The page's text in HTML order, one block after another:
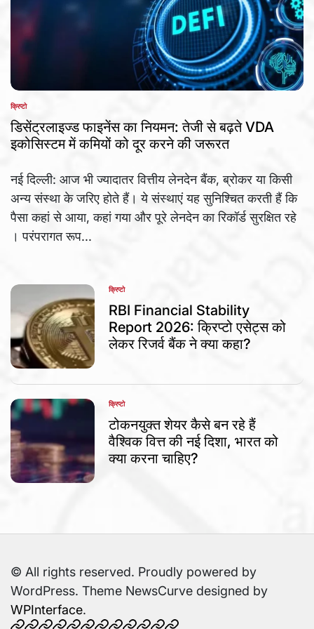
POSTED
IN
क्रिप्टो
डिसेंट्रलाइज्ड फाइनेंस का नियमन: तेजी से बढ़ते VDA
इकोसिस्टम में कमियों को दूर करने की जरूरत
नई दिल्ली: आज भी ज्यादातर वित्तीय लेनदेन बैंक, ब्रोकर या किसी
अन्य संस्था के जरिए होते हैं। ये संस्थाएं यह सुनिश्चित करती हैं कि
पैसा कहां से आया, कहां गया और पूरे लेनदेन का रिकॉर्ड सुरक्षित रहे
। परंपरागत रूप...
POSTED
IN
क्रिप्टो
RBI Financial Stability
Report 2026: क्रिप्टो एसेट्स को
लेकर रिजर्व बैंक ने क्या कहा?
POSTED
IN
क्रिप्टो
टोकनयुक्त शेयर कैसे बन रहे हैं
वैश्विक वित्त की नई दिशा, भारत को
क्या करना चाहिए?
© All rights reserved. Proudly powered by
WordPress. Theme NewsCurve designed by
WPInterface.